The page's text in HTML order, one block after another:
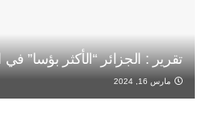
تقرير : الجزائر “الأكثر بؤسا”
مارس 16, 2024